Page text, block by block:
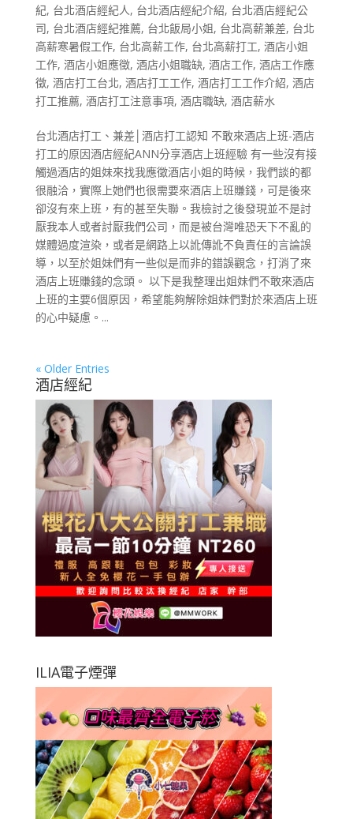
紀, 台北酒店經紀人, 台北酒店經紀介紹, 台北酒店經紀公
司, 台北酒店經紀推薦, 台北飯局小姐, 台北高薪兼差, 台北
高薪寒暑假工作, 台北高薪工作, 台北高薪打工, 酒店小姐
工作, 酒店小姐應徵, 酒店小姐職缺, 酒店工作, 酒店工作應
徵, 酒店打工台北, 酒店打工工作, 酒店打工工作介紹, 酒店
打工推薦, 酒店打工注意事項, 酒店職缺, 酒店薪水
台北酒店打工、兼差│酒店打工認知 不敢來酒店上班-酒店
打工的原因酒店經紀ANN分享酒店上班經驗 有一些沒有接
觸過酒店的姐妹來找我應徵酒店小姐的時候，我們談的都
很融洽，實際上她們也很需要來酒店上班賺錢，可是後來
卻沒有來上班，有的甚至失聯。我檢討之後發現並不是討
厭我本人或者討厭我們公司，而是被台灣唯恐天下不亂的
媒體過度渲染，或者是網路上以訛傳訛不負責任的言論誤
導，以至於姐妹們有一些似是而非的錯誤觀念，打消了來
酒店上班賺錢的念頭。 以下是我整理出姐妹們不敢來酒店
上班的主要6個原因，希望能夠解除姐妹們對於來酒店上班
的心中疑慮。...
« Older Entries
酒店經紀
ILIA電子煙彈